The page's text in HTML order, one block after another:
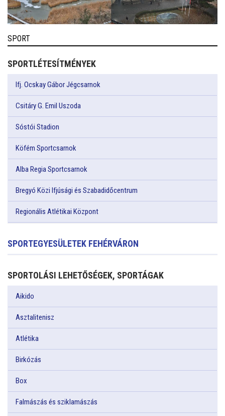
SPORT
SPORTLÉTESÍTMÉNYEK
Ifj. Ocskay Gábor Jégcsarnok
Csitáry G. Emil Uszoda
Sóstói Stadion
Köfém Sportcsarnok
Alba Regia Sportcsarnok
Bregyó Közi Ifjúsági és Szabadidőcentrum
Regionális Atlétikai Központ
SPORTEGYESÜLETEK FEHÉRVÁRON
SPORTOLÁSI LEHETŐSÉGEK, SPORTÁGAK
Aikido
Asztalitenisz
Atlétika
Birkózás
Box
Falmászás és sziklamászás